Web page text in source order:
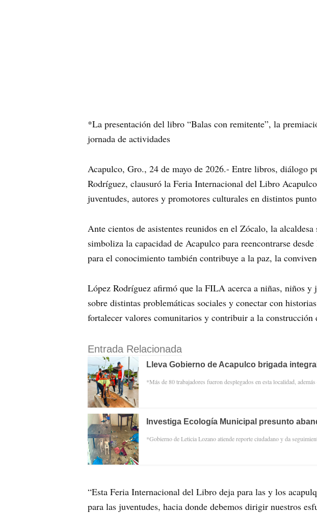
*La presentación del libro “Balas con remitente”, la
jornada de actividades
Acapulco, Gro., 24 de mayo de 2026.- Entre libros, diálogo
Rodríguez, clausuró la Feria Internacional del Libro
juventudes, autores y promotores culturales en distintos
Ante cientos de asistentes reunidos en el Zócalo, la
simboliza la capacidad de Acapulco para reencontrarse
para el conocimiento también contribuye a la paz, la
López Rodríguez afirmó que la FILA acerca a niñas, niños y
sobre distintas problemáticas sociales y conectar con
fortalecer valores comunitarios y contribuir a la construcción
Entrada Relacionada
Lleva Gobierno de Acapulco brigada
*Más de 80 trabajadores fueron desplegados en esta localidad,
Investiga Ecología Municipal presunto
*Gobierno de Leticia Lozano atiende reporte ciudadano y da
“Esta Feria Internacional del Libro deja para las y los
para las juventudes, hacia donde debemos dirigir nuestros